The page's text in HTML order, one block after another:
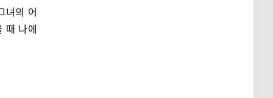
녀의 어
때 나에